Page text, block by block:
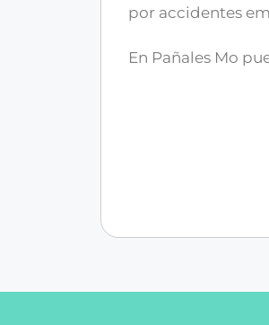
por accidentes
En Pañales Mo